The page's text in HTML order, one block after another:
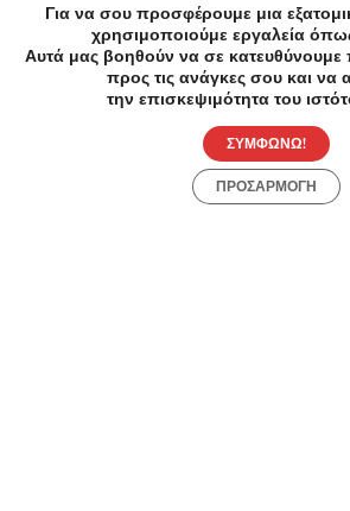
Κομμωτήρια
8€ για Δύο (2) Ανδρικά ή Δύο (2)
Κουρέματα και Δύο (2) Λουσίματα
Ποσειδώνος 17, Θεσσαλονίκη
Για να σου προσφέρουμε μια
χρησιμοποιούμε εργαλεία
Αυτά μας βοηθούν να σε κατευθύνουμε
προς τις ανάγκες σου και να
την επισκεψιμότητα του
ΣΥΜΦΩΝΩ!
ΠΡΟΣΑΡΜΟΓΗ